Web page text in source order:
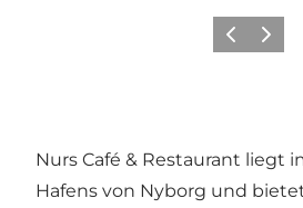
ZurückWeiter
Nurs Café & Restaurant liegt
Hafens von Nyborg und